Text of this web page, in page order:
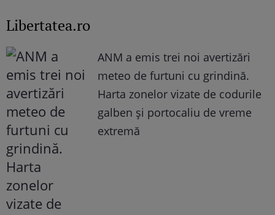
Libertatea.ro
ANM a emis trei noi avertizări
meteo de furtuni cu grindină.
Harta zonelor vizate de codurile
galben și portocaliu de vreme
extremă